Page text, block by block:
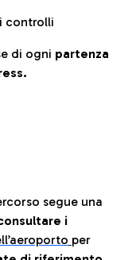
controlli
di ogni partenza
segue una
i
per